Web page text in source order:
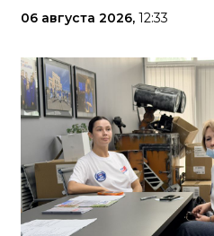
06 августа 2026, 12:33